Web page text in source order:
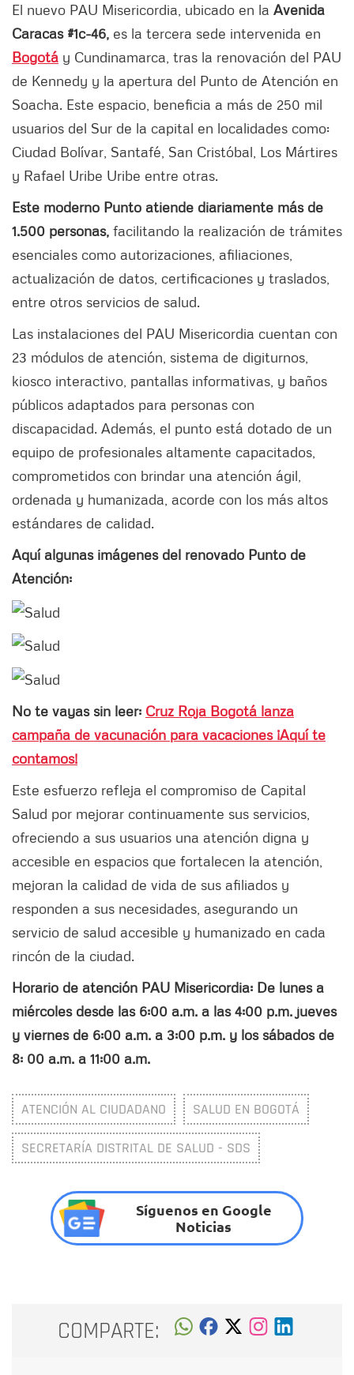
El nuevo PAU Misericordia, ubicado en la Avenida
Caracas #1c-46, es la tercera sede intervenida en
Bogotá y Cundinamarca, tras la renovación del PAU
de Kennedy y la apertura del Punto de Atención en
Soacha. Este espacio, beneficia a más de 250 mil
usuarios del Sur de la capital en localidades como:
Ciudad Bolívar, Santafé, San Cristóbal, Los Mártires
y Rafael Uribe Uribe entre otras.
Este moderno Punto atiende diariamente más de
1.500 personas, facilitando la realización de trámites
esenciales como autorizaciones, afiliaciones,
actualización de datos, certificaciones y traslados,
entre otros servicios de salud.
Las instalaciones del PAU Misericordia cuentan con
23 módulos de atención, sistema de digiturnos,
kiosco interactivo, pantallas informativas, y baños
públicos adaptados para personas con
discapacidad. Además, el punto está dotado de un
equipo de profesionales altamente capacitados,
comprometidos con brindar una atención ágil,
ordenada y humanizada, acorde con los más altos
estándares de calidad.
Aquí algunas imágenes del renovado Punto de
Atención:
No te vayas sin leer: Cruz Roja Bogotá lanza
campaña de vacunación para vacaciones ¡Aquí te
contamos!
Este esfuerzo refleja el compromiso de Capital
Salud por mejorar continuamente sus servicios,
ofreciendo a sus usuarios una atención digna y
accesible en espacios que fortalecen la atención,
mejoran la calidad de vida de sus afiliados y
responden a sus necesidades, asegurando un
servicio de salud accesible y humanizado en cada
rincón de la ciudad.
Horario de atención PAU Misericordia: De lunes a
miércoles desde las 6:00 a.m. a las 4:00 p.m. jueves
y viernes de 6:00 a.m. a 3:00 p.m. y los sábados de
8: 00 a.m. a 11:00 a.m.
ATENCIÓN AL CIUDADANO SALUD EN BOGOTÁ
SECRETARÍA DISTRITAL DE SALUD - SDS
Síguenos en Google
Noticias
COMPARTE: